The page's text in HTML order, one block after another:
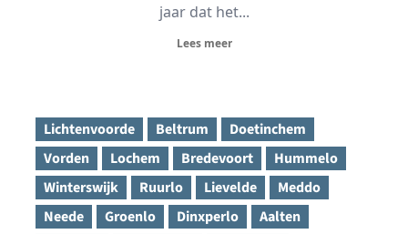
jaar dat het...
Lees meer
Lichtenvoorde Beltrum
Doetinchem
Vorden
Lochem Bredevoort
Hummelo
Winterswijk
Ruurlo Lievelde
Meddo
Neede
Groenlo Dinxperlo
Aalten